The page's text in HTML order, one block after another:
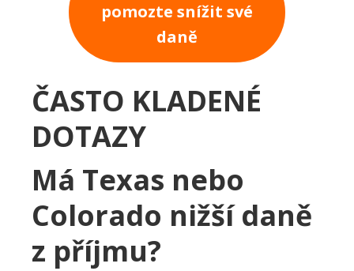
pomozte snížit své
daně
ČASTO KLADENÉ
DOTAZY
Má Texas nebo
Colorado nižší daně
z příjmu?